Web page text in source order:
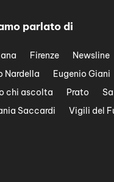
parlato di
Firenze Newsline
Nardella
Eugenio Giani
chi ascolta
Prato
Saccardi
Vigili del